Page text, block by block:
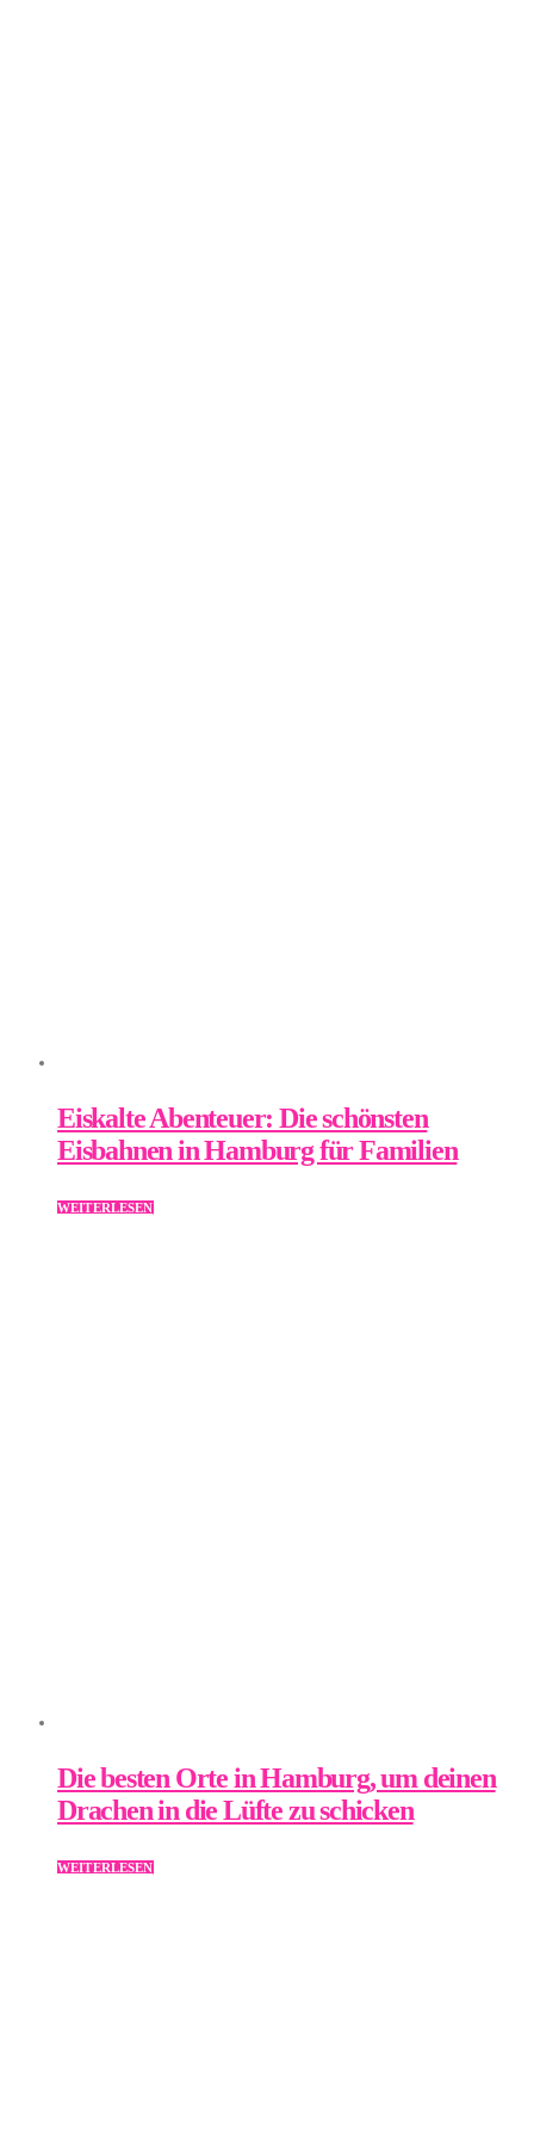
Eiskalte Abenteuer: Die schönsten
Eisbahnen in Hamburg für Familien
WEITERLESEN
Die besten Orte in Hamburg, um deinen
Drachen in die Lüfte zu schicken
WEITERLESEN